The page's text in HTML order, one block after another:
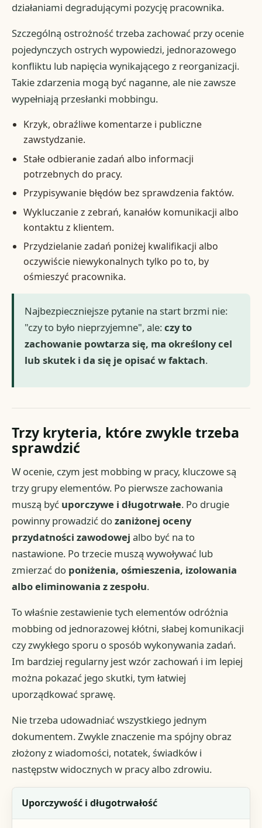
działaniami degradującymi pozycję pracownika.
Szczególną ostrożność trzeba zachować przy ocenie
pojedynczych ostrych wypowiedzi, jednorazowego
konfliktu lub napięcia wynikającego z reorganizacji.
Takie zdarzenia mogą być naganne, ale nie zawsze
wypełniają przesłanki mobbingu.
Krzyk, obraźliwe komentarze i publiczne
zawstydzanie.
Stałe odbieranie zadań albo informacji
potrzebnych do pracy.
Przypisywanie błędów bez sprawdzenia faktów.
Wykluczanie z zebrań, kanałów komunikacji albo
kontaktu z klientem.
Przydzielanie zadań poniżej kwalifikacji albo
oczywiście niewykonalnych tylko po to, by
ośmieszyć pracownika.
Najbezpieczniejsze pytanie na start brzmi nie:
"czy to było nieprzyjemne", ale:czy to
zachowanie powtarza się, ma określony cel
lub skutek i da się je opisać w faktach.
Trzy kryteria, które zwykle trzeba
sprawdzić
W ocenie, czym jest mobbing w pracy, kluczowe są
trzy grupy elementów. Po pierwsze zachowania
muszą być uporczywe i długotrwałe. Po drugie
powinny prowadzić dozaniżonej oceny
przydatności zawodowej albo być na to
nastawione. Po trzecie muszą wywoływać lub
zmierzać do poniżenia, ośmieszenia, izolowania
albo eliminowania z zespołu.
To właśnie zestawienie tych elementów odróżnia
mobbing od jednorazowej kłótni, słabej komunikacji
czy zwykłego sporu o sposób wykonywania zadań.
Im bardziej regularny jest wzór zachowań i im lepiej
można pokazać jego skutki, tym łatwiej
uporządkować sprawę.
Nie trzeba udowadniać wszystkiego jednym
dokumentem. Zwykle znaczenie ma spójny obraz
złożony z wiadomości, notatek, świadków i
następstw widocznych w pracy albo zdrowiu.
Kryterium
Uporczywość i długotrwałość